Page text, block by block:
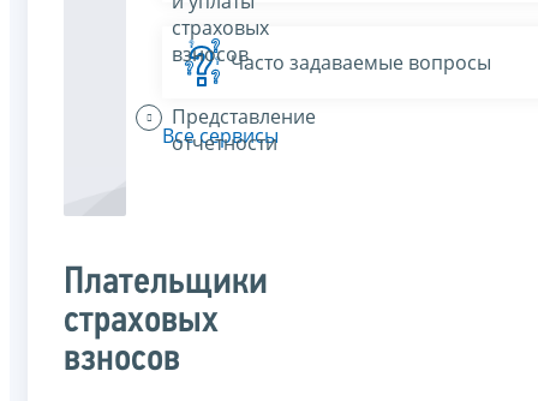
страховых
взносов
Представление
отчетности
Плательщики
страховых
взносов
Часто задаваемые вопросы
Все сервисы